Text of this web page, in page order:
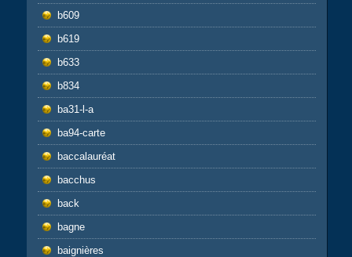
b609
b619
b633
b834
ba31-l-a
ba94-carte
baccalauréat
bacchus
back
bagne
baignières